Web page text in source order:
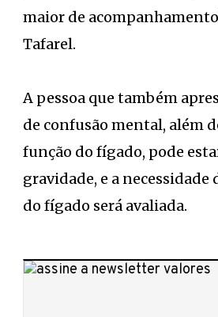
maior de
Tafarel.
A pessoa que também
de confusão mental, além
função do fígado, pode
gravidade, e a
do fígado será avaliada.